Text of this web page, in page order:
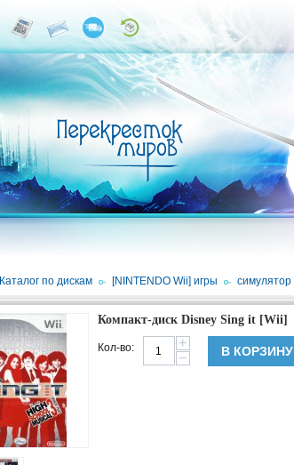
Каталог по дискам / [NINTENDO Wii] игры / симулятор
Компакт-диск Disney Sing it [Wii]
Кол-во:
+
−
В КОРЗИНУ